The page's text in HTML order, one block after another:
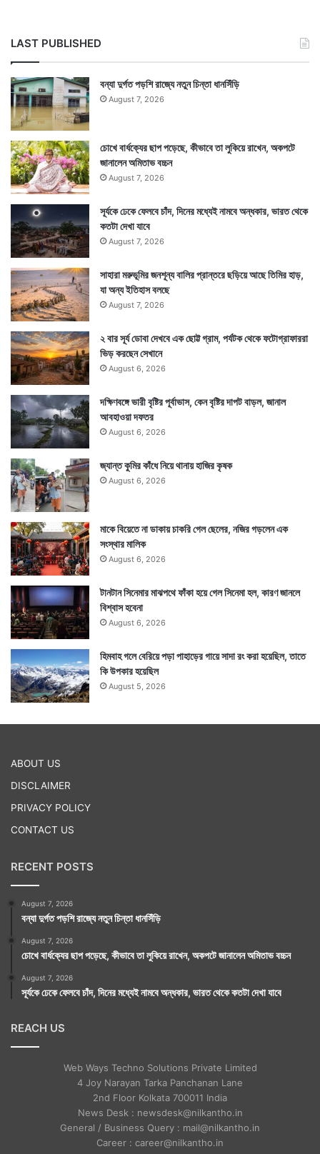
LAST PUBLISHED
বন্যা দুর্গত পড়শি রাজ্যে নতুন চিন্তা ধানসিঁড়ি
August 7, 2026
চোখে বার্ধক্যের ছাপ পড়েছে, কীভাবে তা লুকিয়ে রাখেন, অকপটে
জানালেন অমিতাভ বচ্চন
August 7, 2026
সূর্যকে ঢেকে ফেলবে চাঁদ, দিনের মধ্যেই নামবে অন্ধকার, ভারত থেকে
কতটা দেখা যাবে
August 7, 2026
সাহারা মরুভূমির জনশূন্য বালির প্রান্তরে ছড়িয়ে আছে তিমির হাড়,
যা অন্য ইতিহাস বলছে
August 7, 2026
২ বার সূর্য ডোবা দেখবে এক ছোট্ট গ্রাম, পর্যটক থেকে ফটোগ্রাফাররা
ভিড় করছেন সেখানে
August 6, 2026
দক্ষিণবঙ্গে ভারী বৃষ্টির পূর্বাভাস, কেন বৃষ্টির দাপট বাড়ল, জানাল
আবহাওয়া দফতর
August 6, 2026
জ্যান্ত কুমির কাঁধে নিয়ে থানায় হাজির কৃষক
August 6, 2026
মাকে বিয়েতে না ডাকায় চাকরি গেল ছেলের, নজির গড়লেন এক
সংস্থার মালিক
August 6, 2026
টানটান সিনেমার মাঝপথে ফাঁকা হয়ে গেল সিনেমা হল, কারণ জানলে
বিশ্বাস হবেনা
August 6, 2026
হিমবাহ গলে বেরিয়ে পড়া পাহাড়ের গায়ে সাদা রং করা হয়েছিল, তাতে
কি উপকার হয়েছিল
August 5, 2026
ABOUT US
DISCLAIMER
PRIVACY POLICY
CONTACT US
RECENT POSTS
August 7, 2026
বন্যা দুর্গত পড়শি রাজ্যে নতুন চিন্তা ধানসিঁড়ি
August 7, 2026
চোখে বার্ধক্যের ছাপ পড়েছে, কীভাবে তা লুকিয়ে রাখেন, অকপটে জানালেন অমিতাভ বচ্চন
August 7, 2026
সূর্যকে ঢেকে ফেলবে চাঁদ, দিনের মধ্যেই নামবে অন্ধকার, ভারত থেকে কতটা দেখা যাবে
REACH US
Web Ways Techno Solutions Private Limited
4 Joy Narayan Tarka Panchanan Lane
2nd Floor Kolkata 700011 India
News Desk : newsdesk@nilkantho.in
General / Business Query : mail@nilkantho.in
Career : career@nilkantho.in